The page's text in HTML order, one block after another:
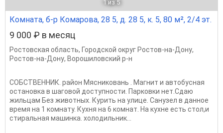
1 из 5
Комната, б-р Комарова, 28 5, д. 28 5, к. 5, 80 м², 2/4 эт.
9 000 ₽ в месяц
Ростовская область, Городской округ Ростов-на-Дону,
Ростов-на-Дону, Ворошиловский р-н
СОБСТВЕННИК. район Мясниковань . Магнит и автобусная
остановка в шаговой доступности. Парковки нет.Сдаю
жильцам Без животных. Курить на улице. Санузел в данное
время на 1 комнату. Кухня на 6 комнат. На кухне есть стол,и
стиральная машинка. холодильник...